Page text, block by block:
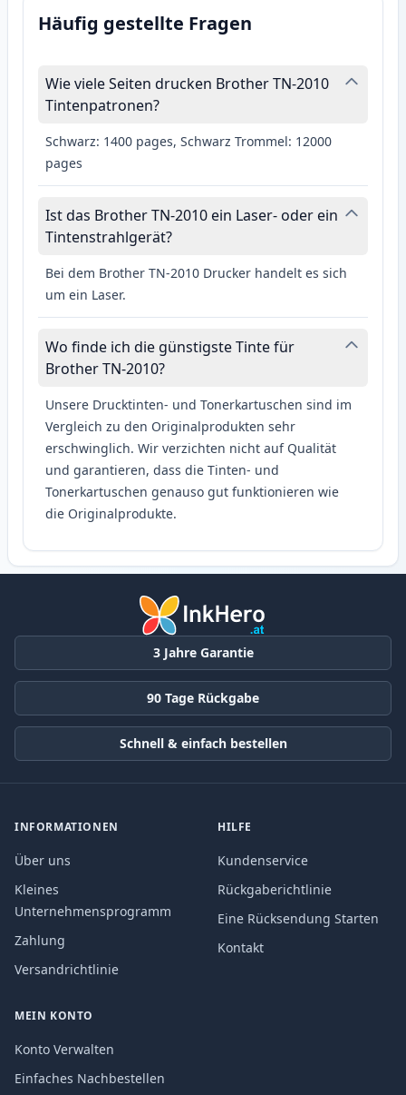
Häufig gestellte Fragen
Wie viele Seiten drucken Brother TN-2010
Tintenpatronen?
Schwarz: 1400 pages, Schwarz Trommel: 12000
pages
Ist das Brother TN-2010 ein Laser- oder ein
Tintenstrahlgerät?
Bei dem Brother TN-2010 Drucker handelt es sich
um ein Laser.
Wo finde ich die günstigste Tinte für
Brother TN-2010?
Unsere Drucktinten- und Tonerkartuschen sind im
Vergleich zu den Originalprodukten sehr
erschwinglich. Wir verzichten nicht auf Qualität
und garantieren, dass die Tinten- und
Tonerkartuschen genauso gut funktionieren wie
die Originalprodukte.
3 Jahre Garantie
90 Tage Rückgabe
Schnell & einfach bestellen
INFORMATIONEN
Über uns
Kleines
Unternehmensprogramm
Zahlung
Versandrichtlinie
HILFE
Kundenservice
Rückgaberichtlinie
Eine Rücksendung Starten
Kontakt
MEIN KONTO
Konto Verwalten
Einfaches Nachbestellen